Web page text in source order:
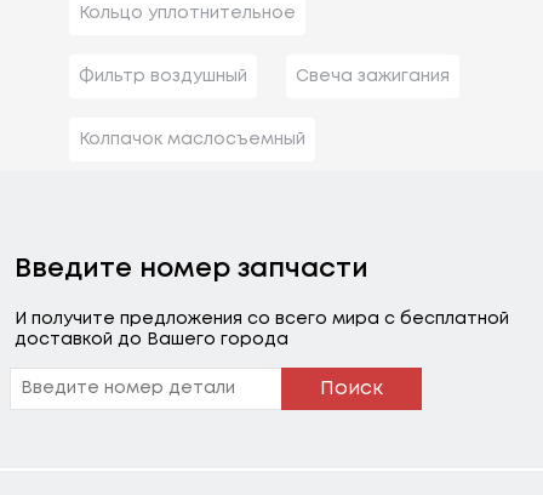
Кольцо уплотнительное
Фильтр воздушный Свеча зажигания
Колпачок маслосъемный
Введите номер запчасти
И получите предложения со всего мира с бесплатной
доставкой до Вашего города
Поиск